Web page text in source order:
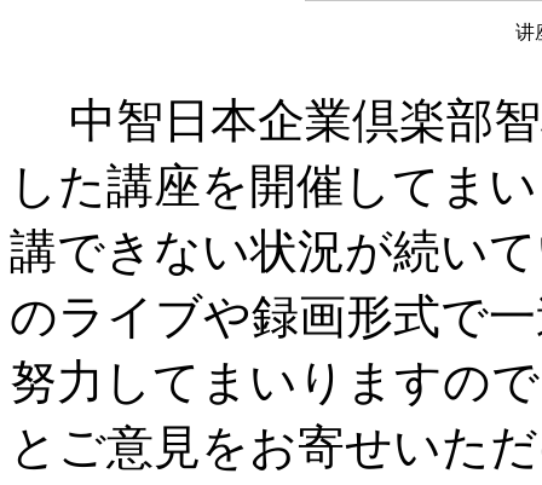
讲
中智日本企業倶楽部
した講座を開催してま
講できない状況が続い
のライブや録画形式で
努力してまいりますの
とご意見をお寄せいた